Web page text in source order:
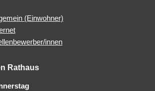
(Einwohner)
innen
Rathaus